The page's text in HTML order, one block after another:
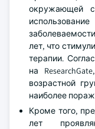
окружающей
лет, что
терапии.
на
возрастной
наиболее
Кроме того,
лет